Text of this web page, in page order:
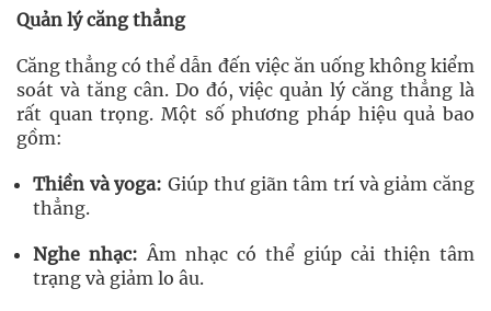
Quản lý căng thẳng
Căng thẳng có thể dẫn đến việc ăn uống không kiểm
soát và tăng cân. Do đó, việc quản lý căng thẳng là
rất quan trọng. Một số phương pháp hiệu quả bao
gồm:
Thiền và yoga: Giúp thư giãn tâm trí và giảm căng
thẳng.
Nghe nhạc: Âm nhạc có thể giúp cải thiện tâm
trạng và giảm lo âu.